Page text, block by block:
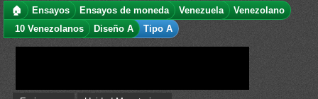
🏠 Ensayos Ensayos de moneda Venezuela
Venezolano
10 Venezolanos
Diseño A Tipo A